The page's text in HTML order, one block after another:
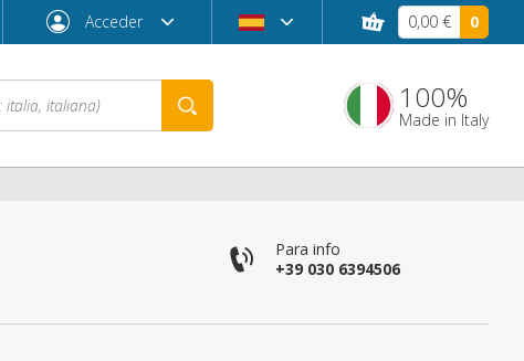
Acceder 0,00 € 0
100%
Made in Italy
Para info
+39 030 6394506